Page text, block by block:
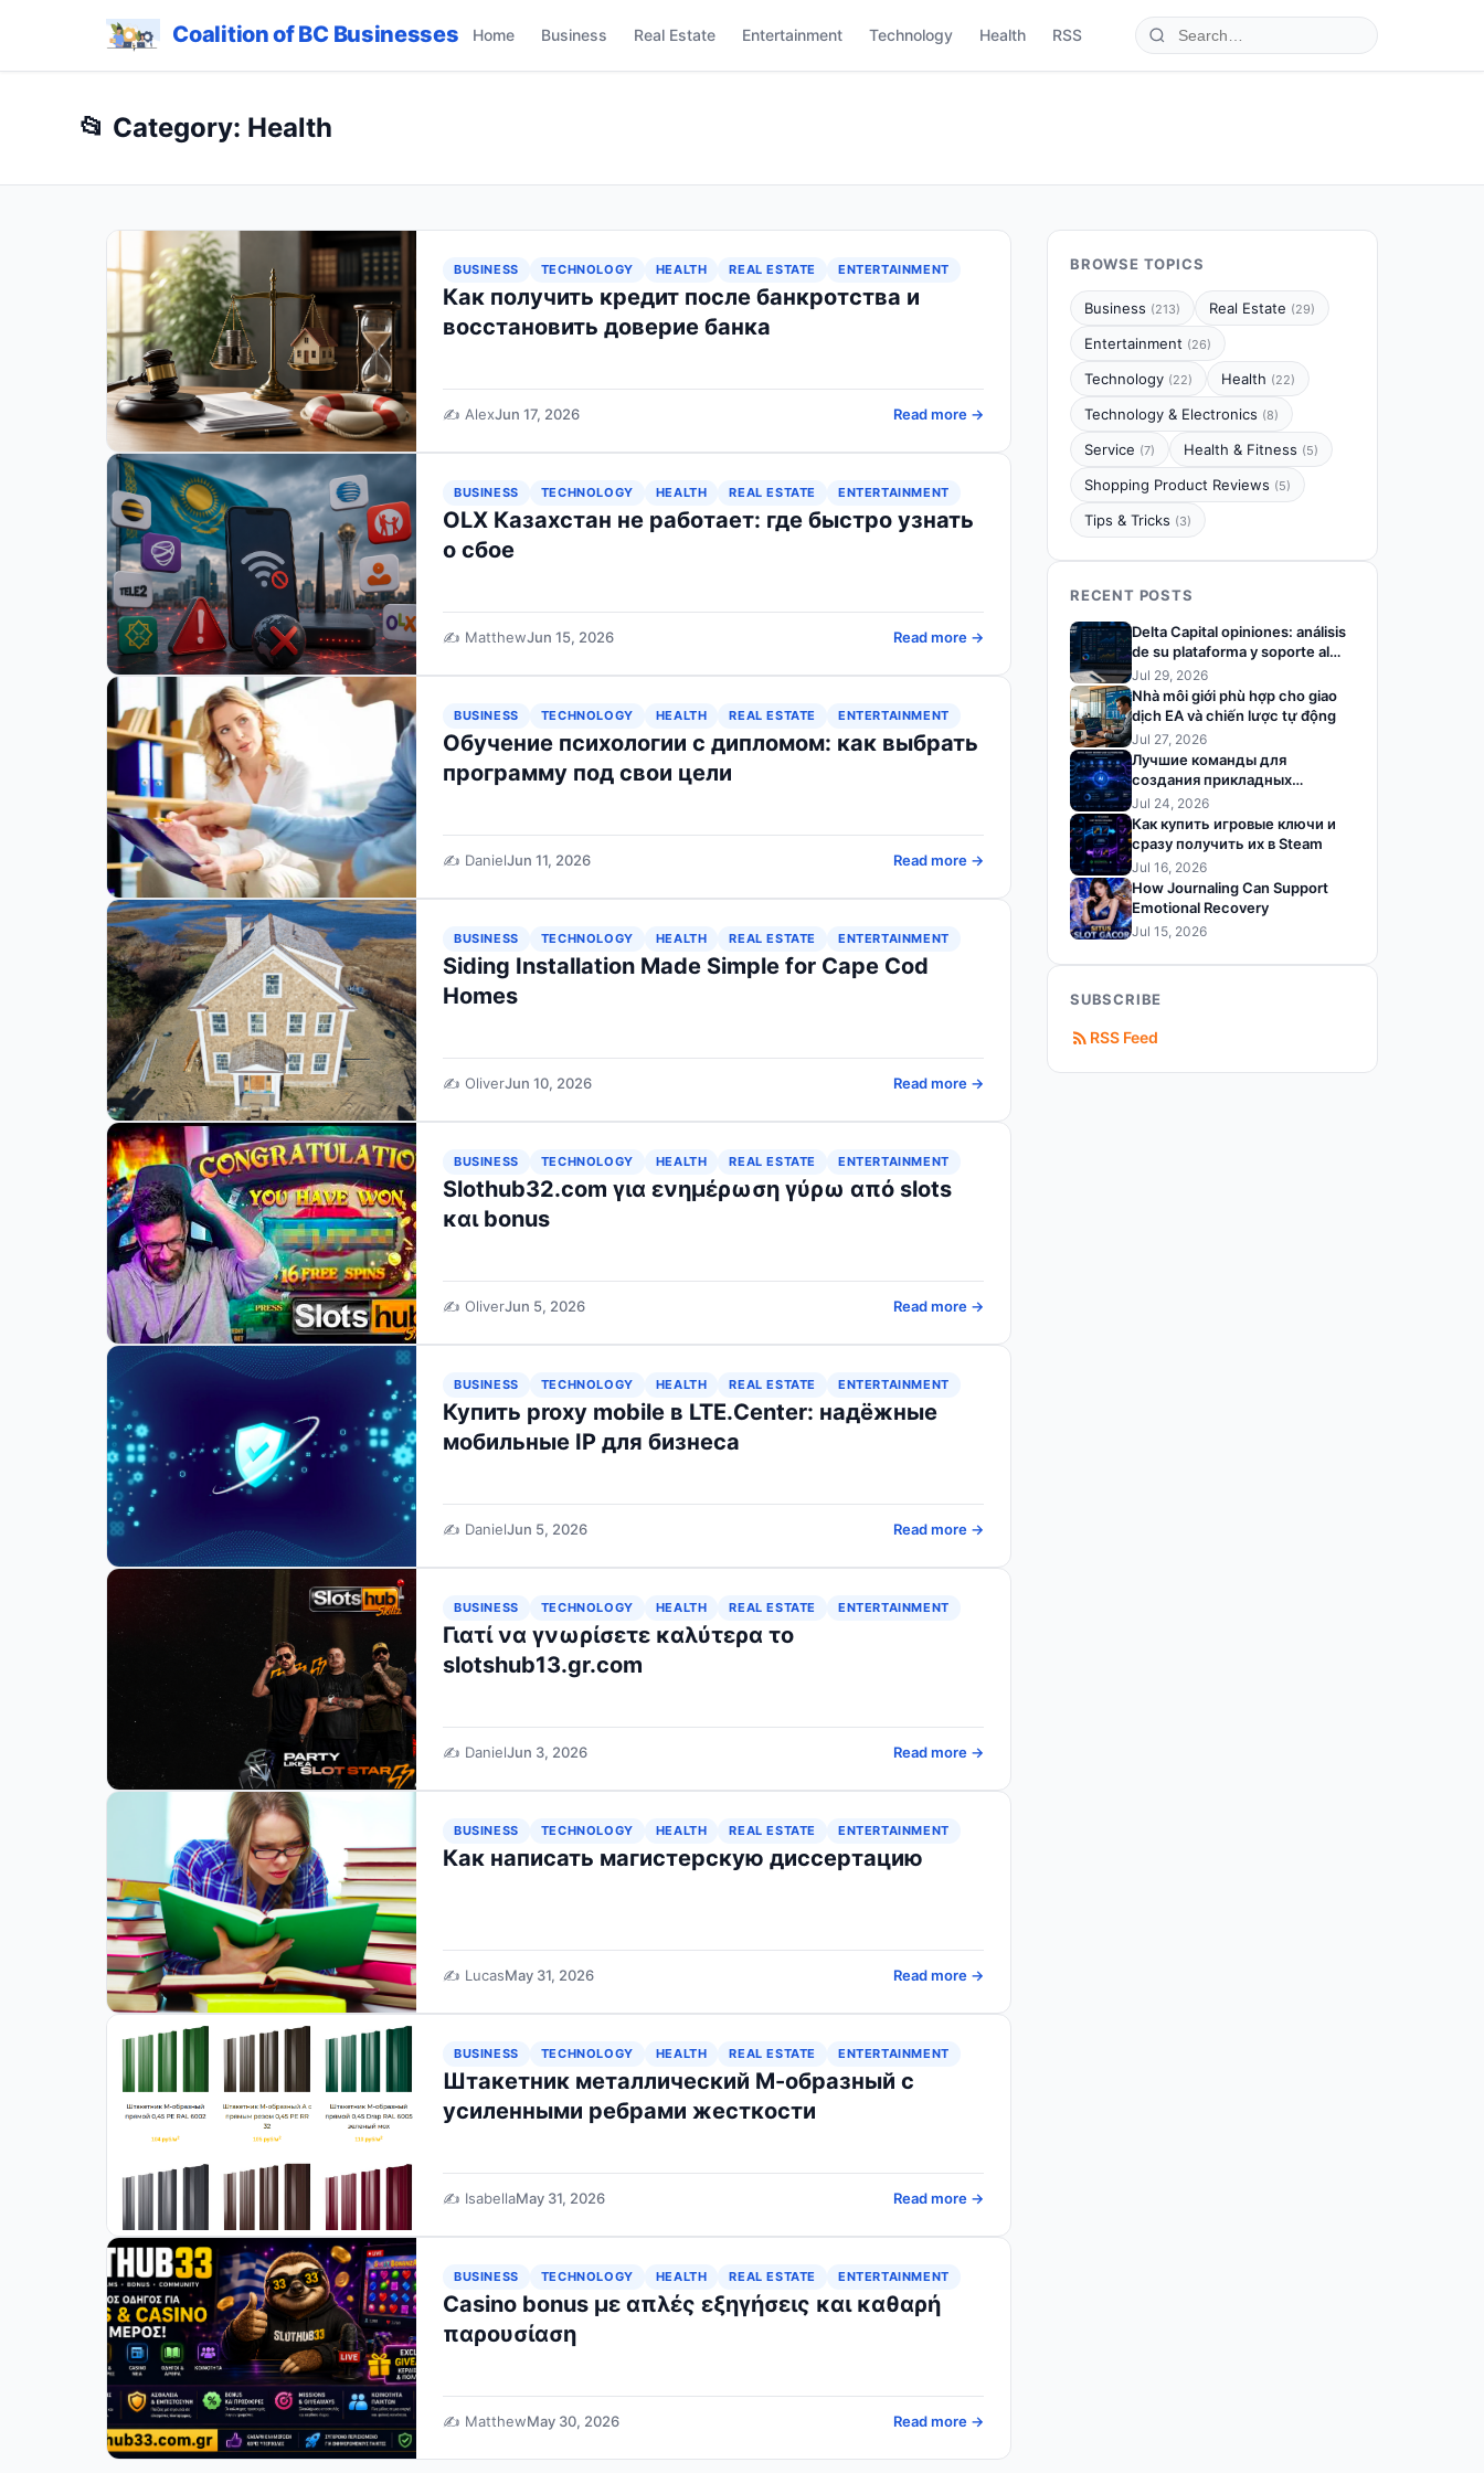
Coalition of BC Businesses Home Business Real Estate Entertainment Technology Health RSS
📂 Category: Health
BUSINESS TECHNOLOGY HEALTH REAL ESTATE ENTERTAINMENT
Как получить кредит после банкротства и
восстановить доверие банка
✍️ AlexJun 17, 2026 Read more →
BUSINESS TECHNOLOGY HEALTH REAL ESTATE ENTERTAINMENT
OLX Казахстан не работает: где быстро узнать
о сбое
✍️ MatthewJun 15, 2026 Read more →
BUSINESS TECHNOLOGY HEALTH REAL ESTATE ENTERTAINMENT
Обучение психологии с дипломом: как выбрать
программу под свои цели
✍️ DanielJun 11, 2026 Read more →
BUSINESS TECHNOLOGY HEALTH REAL ESTATE ENTERTAINMENT
Siding Installation Made Simple for Cape Cod
Homes
✍️ OliverJun 10, 2026 Read more →
BUSINESS TECHNOLOGY HEALTH REAL ESTATE ENTERTAINMENT
Slothub32.com για ενημέρωση γύρω από slots
και bonus
✍️ OliverJun 5, 2026 Read more →
BUSINESS TECHNOLOGY HEALTH REAL ESTATE ENTERTAINMENT
Купить proxy mobile в LTE.Center: надёжные
мобильные IP для бизнеса
✍️ DanielJun 5, 2026 Read more →
BUSINESS TECHNOLOGY HEALTH REAL ESTATE ENTERTAINMENT
Γιατί να γνωρίσετε καλύτερα το
slotshub13.gr.com
✍️ DanielJun 3, 2026 Read more →
BUSINESS TECHNOLOGY HEALTH REAL ESTATE ENTERTAINMENT
Как написать магистерскую диссертацию
✍️ LucasMay 31, 2026 Read more →
BUSINESS TECHNOLOGY HEALTH REAL ESTATE ENTERTAINMENT
Штакетник металлический М-образный с
усиленными ребрами жесткости
✍️ IsabellaMay 31, 2026 Read more →
BUSINESS TECHNOLOGY HEALTH REAL ESTATE ENTERTAINMENT
Casino bonus με απλές εξηγήσεις και καθαρή
παρουσίαση
✍️ MatthewMay 30, 2026 Read more →
BROWSE TOPICS
Business (213) Real Estate (29)
Entertainment (26)
Technology (22) Health (22)
Technology & Electronics (8)
Service (7) Health & Fitness (5)
Shopping Product Reviews (5)
Tips & Tricks (3)
RECENT POSTS
Delta Capital opiniones: análisis
de su plataforma y soporte al
trader
Jul 29, 2026
Nhà môi giới phù hợp cho giao
dịch EA và chiến lược tự động
Jul 27, 2026
Лучшие команды для
создания прикладных
решений на базе ИИ
Jul 24, 2026
Как купить игровые ключи и
сразу получить их в Steam
Jul 16, 2026
How Journaling Can Support
Emotional Recovery
Jul 15, 2026
SUBSCRIBE
RSS Feed